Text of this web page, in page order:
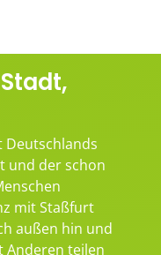
Deutschlands
und der schon
mit Staßfurt
außen hin und
Anderen teilen